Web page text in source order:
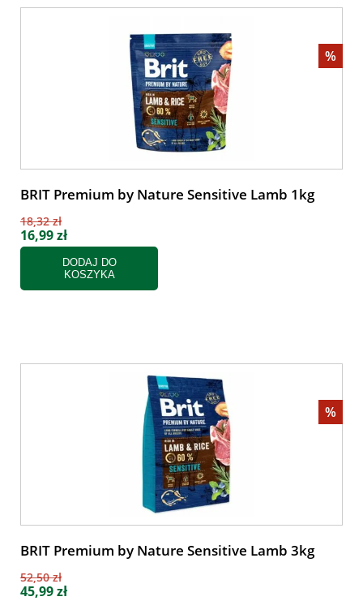
%
BRIT Premium by Nature Sensitive Lamb 1kg
18,32 zł
16,99 zł
DODAJ DO
KOSZYKA
%
BRIT Premium by Nature Sensitive Lamb 3kg
52,50 zł
45,99 zł